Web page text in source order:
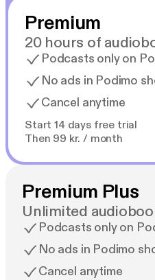
og Litteratur på Aarhus
forskningsområder
nysgerrige sind og den
samfundsdebattør og
forfatterskab om teologi,
omfattende og tæller bl.a.
Ensomhedsparathed
Jensen & Peter Kemp
auge er polemiker af
fornøjelse at læse.
- DBC-Bibliotekernes
★★★★
(...) Hauge [er] vittig,
denne lille bog (…)
- Kristeligt Dagblad
Premium
20 hours of
Podcasts only on
No ads in Podimo
Cancel anytime
Start 14 days free trial
Then 99 kr. / month
Premium Plus
Unlimited
Podcasts only on
No ads in Podimo
Cancel anytime